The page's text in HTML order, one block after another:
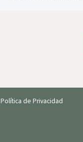
Política de Privacidad